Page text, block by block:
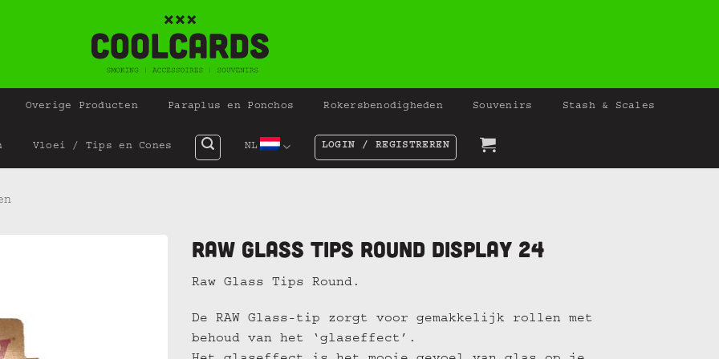
Overige Producten Paraplus en Ponchos Rokersbenodigheden Souvenirs Stash & Scales
Vloei / Tips en Cones NL LOGIN / REGISTREREN
Raw Glass Tips Round display 24
Raw Glass Tips Round.
De RAW Glass-tip zorgt voor gemakkelijk rollen met
behoud van het ‘glaseffect’.